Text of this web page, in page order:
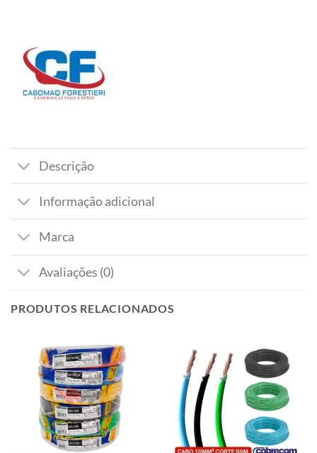
Descrição
Informação adicional
Marca
Avaliações (0)
PRODUTOS RELACIONADOS